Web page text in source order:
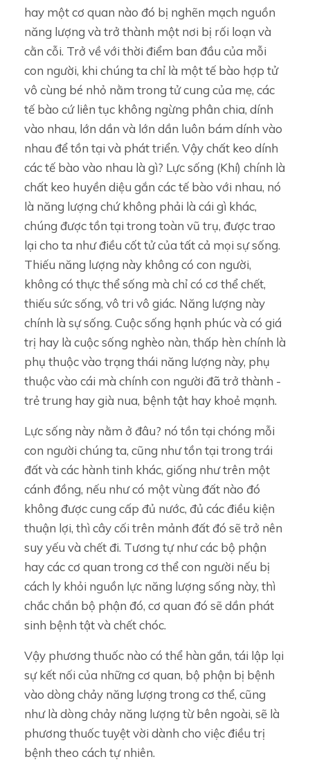
hay một cơ quan nào đó bị nghẽn mạch nguồn
năng lượng và trở thành một nơi bị rối loạn và
cằn cỗi. Trở về với thời điểm ban đầu của mỗi
con người, khi chúng ta chỉ là một tế bào hợp tử
vô cùng bé nhỏ nằm trong tử cung của mẹ, các
tế bào cứ liên tục không ngừng phân chia, dính
vào nhau, lớn dần và lớn dần luôn bám dính vào
nhau để tồn tại và phát triển. Vậy chất keo dính
các tế bào vào nhau là gì? Lực sống (Khí) chính là
chất keo huyền diệu gắn các tế bào với nhau, nó
là năng lượng chứ không phải là cái gì khác,
chúng được tồn tại trong toàn vũ trụ, được trao
lại cho ta như điều cốt tử của tất cả mọi sự sống.
Thiếu năng lượng này không có con người,
không có thực thể sống mà chỉ có cơ thể chết,
thiếu sức sống, vô tri vô giác. Năng lượng này
chính là sự sống. Cuộc sống hạnh phúc và có giá
trị hay là cuộc sống nghèo nàn, thấp hèn chính là
phụ thuộc vào trạng thái năng lượng này, phụ
thuộc vào cái mà chính con người đã trở thành -
trẻ trung hay già nua, bệnh tật hay khoẻ mạnh.
Lực sống này nằm ở đâu? nó tồn tại chóng mỗi
con người chúng ta, cũng như tồn tại trong trái
đất và các hành tinh khác, giống như trên một
cánh đồng, nếu như có một vùng đất nào đó
không được cung cấp đủ nước, đủ các điều kiện
thuận lợi, thì cây cối trên mảnh đất đó sẽ trở nên
suy yếu và chết đi. Tương tự như các bộ phận
hay các cơ quan trong cơ thể con người nếu bị
cách ly khỏi nguồn lực năng lượng sống này, thì
chắc chắn bộ phận đó, cơ quan đó sẽ dần phát
sinh bệnh tật và chết chóc.
Vậy phương thuốc nào có thể hàn gắn, tái lập lại
sự kết nối của những cơ quan, bộ phận bị bệnh
vào dòng chảy năng lượng trong cơ thể, cũng
như là dòng chảy năng lượng từ bên ngoài, sẽ là
phương thuốc tuyệt vời dành cho việc điều trị
bệnh theo cách tự nhiên.